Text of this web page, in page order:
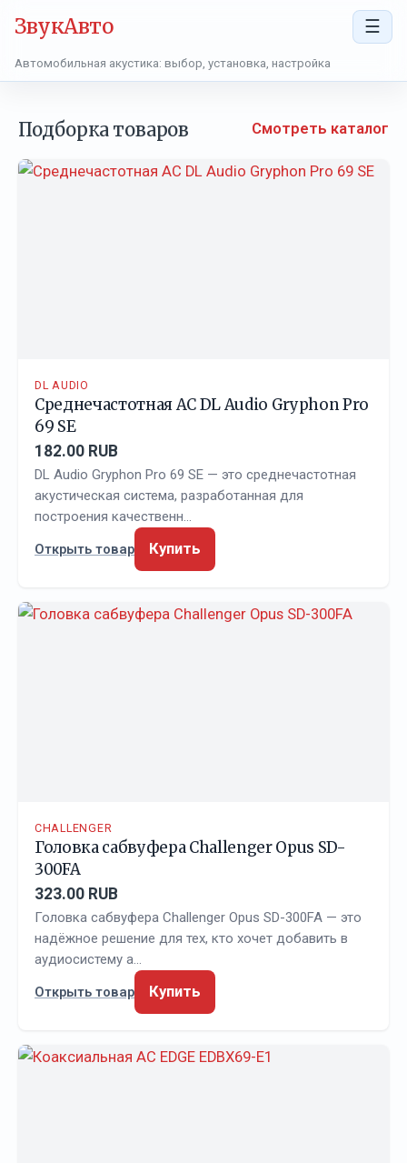
ЗвукАвто ☰
Автомобильная акустика: выбор, установка, настройка
Подборка товаров Смотреть каталог
DL AUDIO
Среднечастотная АС DL Audio Gryphon Pro
69 SE
182.00 RUB
DL Audio Gryphon Pro 69 SE — это среднечастотная
акустическая система, разработанная для
построения качественн…
Открыть товар
Купить
CHALLENGER
Головка сабвуфера Challenger Opus SD-
300FA
323.00 RUB
Головка сабвуфера Challenger Opus SD-300FA — это
надёжное решение для тех, кто хочет добавить в
аудиосистему а…
Открыть товар
Купить